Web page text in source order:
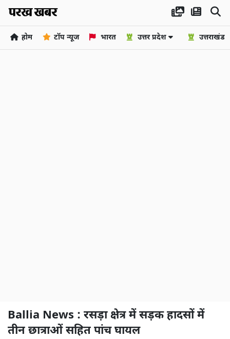
होम टॉप न्यूज भारत उत्तर प्रदेश उत्तराखंड
Ballia News : रसड़ा क्षेत्र में सड़क हादसों में
तीन छात्राओं सहित पांच घायल